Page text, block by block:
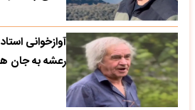
آوازخوانی
رعشه به جان